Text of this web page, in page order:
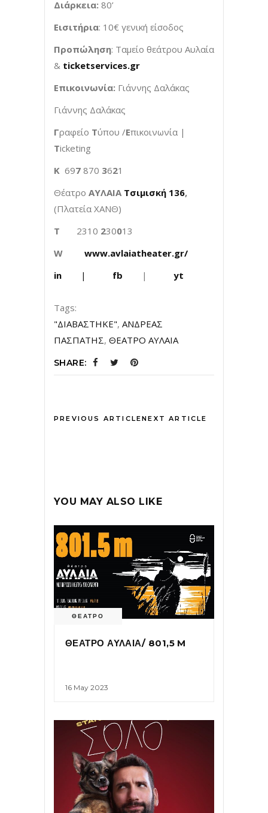
Διάρκεια: 80’
Εισιτήρια: 10€ γενική είσοδος
Προπώληση: Ταμείο θεάτρου Αυλαία
& ticketservices.gr
Επικοινωνία: Γιάννης Δαλάκας
Γιάννης Δαλάκας
Γραφείο Τύπου /Επικοινωνία |
Ticketing
Κ 697 870 3621
Θέατρο ΑΥΛΑΙΑ Τσιμισκή 136,
(Πλατεία ΧΑΝΘ)
T 2310 230013
W www.avlaiatheater.gr/
in
| fb | yt
Tags:
"ΔΙΑΒΑΣΤΗΚΕ", ΑΝΔΡΕΑΣ
ΠΑΣΠΑΤΗΣ, ΘΕΑΤΡΟ ΑΥΛΑΙΑ
SHARE:
PREVIOUS ARTICLENEXT ARTICLE
YOU MAY ALSO LIKE
ΘΕΑΤΡΟ
ΘΕΑΤΡΟ ΑΥΛΑΙΑ/ 801,5 M
16 May 2023